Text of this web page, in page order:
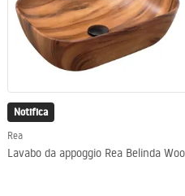
Notifica
Rea
Lavabo da appoggio Rea Belinda